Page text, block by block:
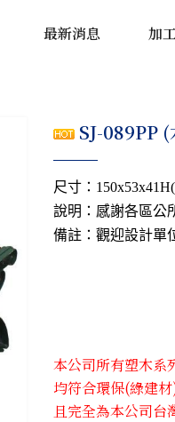
最新消息 加
SJ-089PP
尺寸：
說明：感謝各區公
備註：觀迎設計單
本公司所有塑木
均符合環保(綠建
且完全為本公司台